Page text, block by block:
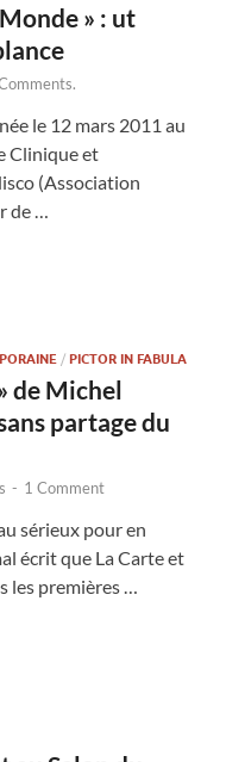
» : ut
le 12 mars 2011 au
Clinique et
(Association
de …
/ PICTOR IN FABULA
de Michel
partage du
- 1 Comment
sérieux pour en
écrit que La Carte et
les premières …